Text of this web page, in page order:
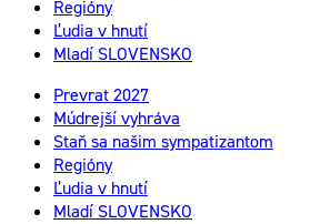
Regióny
Ľudia v hnutí
Mladí SLOVENSKO
Prevrat 2027
Múdrejší vyhráva
Staň sa našim sympatizantom
Regióny
Ľudia v hnutí
Mladí SLOVENSKO